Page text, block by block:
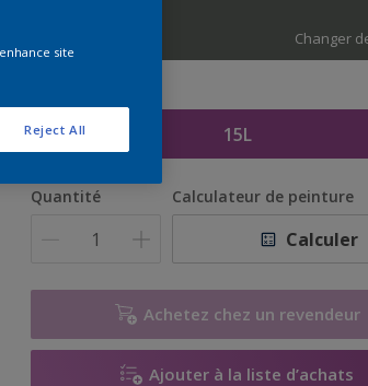
Changer
15L
Quantité Calculateur de peinture
Calculer
Achetez chez un revendeur
Ajouter à la liste d’achats
site
Reject All